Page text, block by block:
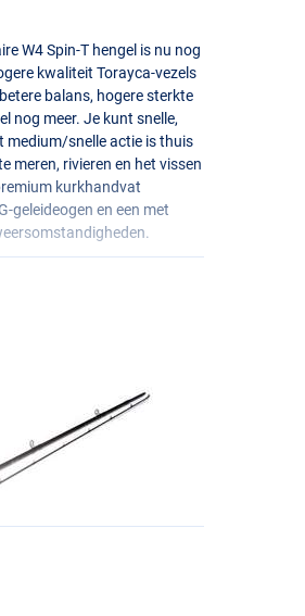
W4 Spin-T hengel is nu nog
kwaliteit Torayca-vezels
balans, hogere sterkte
nog meer. Je kunt snelle,
medium/snelle actie is thuis
meren, rivieren en het vissen
kurkhandvat
-geleideogen en een met